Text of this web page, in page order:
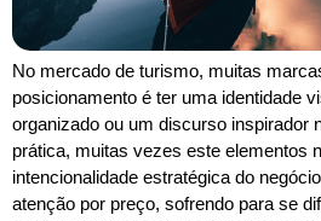
No mercado de turismo, muitas
posicionamento é ter uma identidade
organizado ou um discurso inspirador
prática, muitas vezes este elementos
intencionalidade estratégica do
atenção por preço, sofrendo para se